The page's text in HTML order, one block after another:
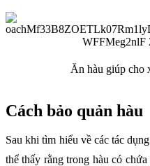
Ăn hàu giúp cho
Cách bảo quản hàu
Sau khi tìm hiểu về các tác
thể thấy rằng trong hàu có